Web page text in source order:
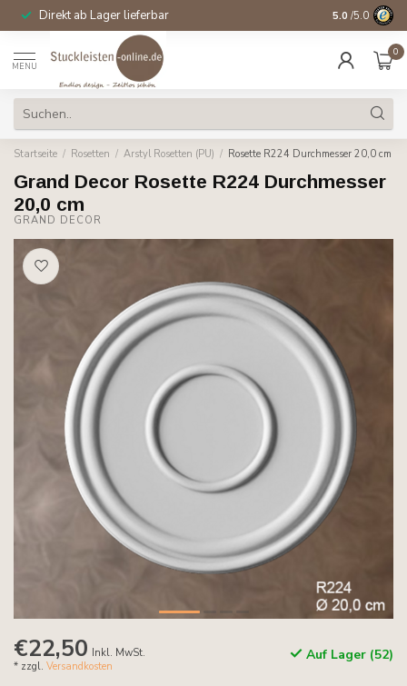
Direkt ab Lager lieferbar 14 Tage
5.0 /5.0
MENU
0
Startseite / Rosetten / Arstyl Rosetten (PU) / Rosette R224 Durchmesser 20,0 cm
Grand Decor Rosette R224 Durchmesser
20,0 cm
GRAND DECOR
€22,50 Inkl. MwSt.
* zzgl. Versandkosten
Auf Lager (52)